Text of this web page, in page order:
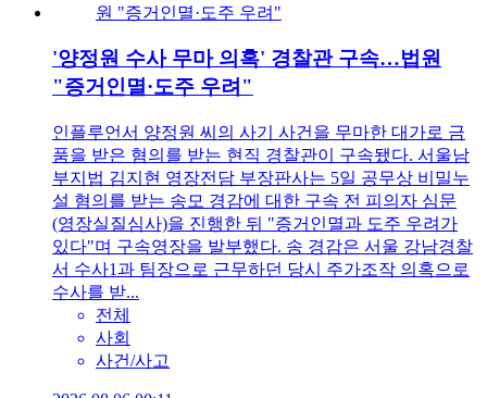
'양정원 수사 무마 의혹' 경찰관 구속…법원
"증거인멸·도주 우려"
인플루언서 양정원 씨의 사기 사건을 무마한 대가로 금
품을 받은 혐의를 받는 현직 경찰관이 구속됐다. 서울남
부지법 김지현 영장전담 부장판사는 5일 공무상 비밀누
설 혐의를 받는 송모 경감에 대한 구속 전 피의자 심문
(영장실질심사)을 진행한 뒤 "증거인멸과 도주 우려가
있다"며 구속영장을 발부했다. 송 경감은 서울 강남경찰
서 수사1과 팀장으로 근무하던 당시 주가조작 의혹으로
수사를 받...
전체
사회
사건/사고